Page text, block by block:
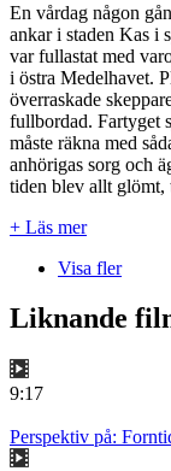
En vårdag någon
ankar i staden Kas i
var fullastat med
i östra Medelhavet.
överraskade
fullbordad. Fartyget
måste räkna med
anhörigas sorg och
tiden blev allt glömt,
+ Läs mer
Visa fler
Liknande
9:17
Perspektiv på: